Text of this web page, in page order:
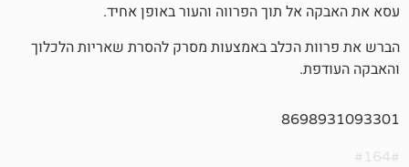
תוך הפרווה והעור באופן אחיד.
הכלב באמצעות מסרק להסרת שאריות הלכלוך